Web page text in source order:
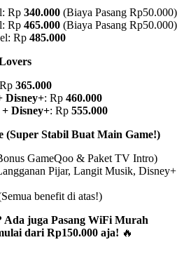
Rp 340.000 (Biaya Pasang Rp50.000)
Rp 465.000 (Biaya Pasang Rp50.000)
Rp 485.000
365.000
Disney+: Rp 460.000
Disney+: Rp 555.000
(Super Stabil Buat Main Game!)
GameQoo & Paket TV Intro)
Pijar, Langit Musik, Disney+
benefit di atas!)
Ada juga Pasang WiFi Murah
dari Rp150.000 aja! 🔥